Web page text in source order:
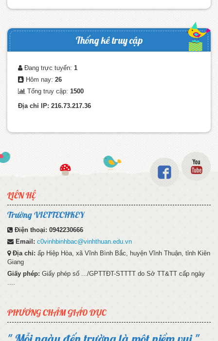
Thống kê truy cập
Đang trực tuyến: 1
Hôm nay: 26
Tổng truy cập: 1500
Địa chỉ IP: 216.73.217.36
LIÊN HỆ
Trường VIETTECHKEY
Điện thoại: 0942230666
Email: c0vinhbinhbac@vinhthuan.edu.vn
Địa chỉ: ấp Hiệp Hòa, xã Vĩnh Bình Bắc, huyện Vĩnh Thuận, tỉnh Kiên
Giang
Giấy phép: Giấy phép số .../GPTTĐT-STTTT do Sở TT&TT cấp ngày
....
PHƯƠNG CHÂM GIÁO DỤC